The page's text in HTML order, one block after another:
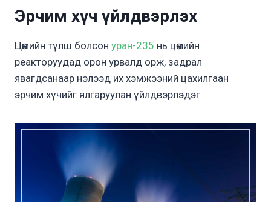
Эрчим хүч үйлдвэрлэх
Цөмийн түлш болсон уран-235 нь цөмийн
реакторуудад орон урвалд орж, задрал
явагдсанаар нэлээд их хэмжээний цахилгаан
эрчим хүчийг ялгаруулан үйлдвэрлэдэг.